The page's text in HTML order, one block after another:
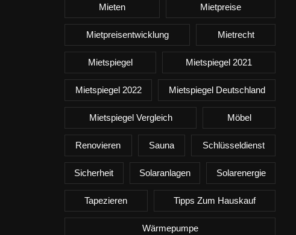
Mieten Mietpreise
Mietpreisentwicklung Mietrecht
Mietspiegel Mietspiegel 2021
Mietspiegel 2022 Mietspiegel Deutschland
Mietspiegel Vergleich Möbel
Renovieren Sauna Schlüsseldienst
Sicherheit Solaranlagen Solarenergie
Tapezieren Tipps Zum Hauskauf
Wärmepumpe